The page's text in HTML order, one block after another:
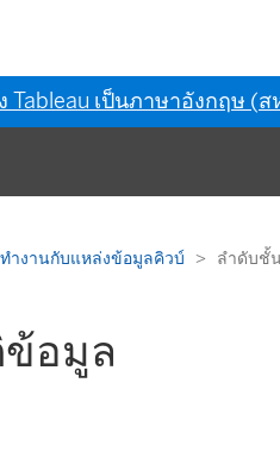
Tableau เป็นภาษาอังกฤษ (ส
ำงานกับแหล่งข้อมูลคิวบ์ ลำดับชั้
อมูล